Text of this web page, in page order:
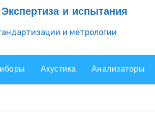
и испытания
и метрологии
Акустика Анализаторы